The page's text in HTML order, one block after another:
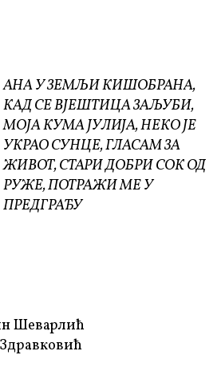
АНА У ЗЕМЉИ КИШОБРАНА,
КАД СЕ ВЈЕШТИЦА ЗАЉУБИ,
МОЈА КУМА ЈУЛИЈА,НЕКО ЈЕ
УКРАО СУНЦЕ,ГЛАСАМ ЗА
ЖИВОТ,СТАРИ ДОБРИ СОК ОД
РУЖЕ,ПОТРАЖИ МЕ У
ПРЕДГРАЂУ
Шеварлић